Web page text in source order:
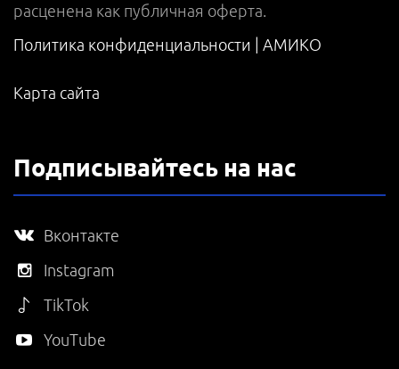
расценена как публичная оферта.
Политика конфиденциальности |
АМИКО
Карта сайта
Подписывайтесь на нас
Вконтакте
Instagram
TikTok
YouTube